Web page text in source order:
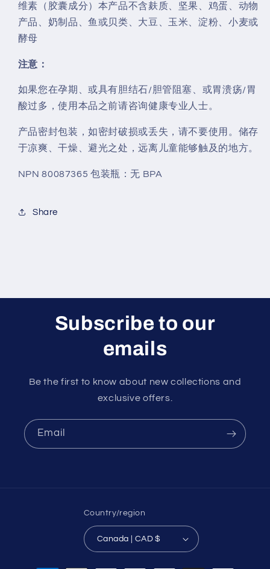
维素（胶囊成分）本产品不含麸质、坚果、鸡蛋、动物
产品、奶制品、鱼或贝类、大豆、玉米、淀粉、小麦或
酵母
注意：
如果您在孕期、或具有胆结石/胆管阻塞、或胃溃疡/胃
酸过多，使用本品之前请咨询健康专业人士。
产品密封包装，如密封破损或丢失，请不要使用。储存
于凉爽、干燥、避光之处，远离儿童能够触及的地方。
NPN 80087365 包装瓶：无 BPA
Share
Subscribe to our
emails
Be the first to know about new collections and
exclusive offers.
Email
Country/region
Canada | CAD $